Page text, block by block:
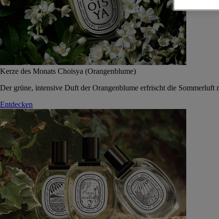
Kerze des Monats Choisya (Orangenblume)
Der grüne, intensive Duft der Orangenblume erfrischt die Sommerluft
Entdecken